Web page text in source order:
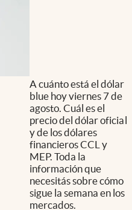
A cuánto está el dólar
blue hoy viernes 7 de
agosto. Cuál es el
precio del dólar oficial
y de los dólares
financieros CCL y
MEP. Toda la
información que
necesitás sobre cómo
sigue la semana en los
mercados.